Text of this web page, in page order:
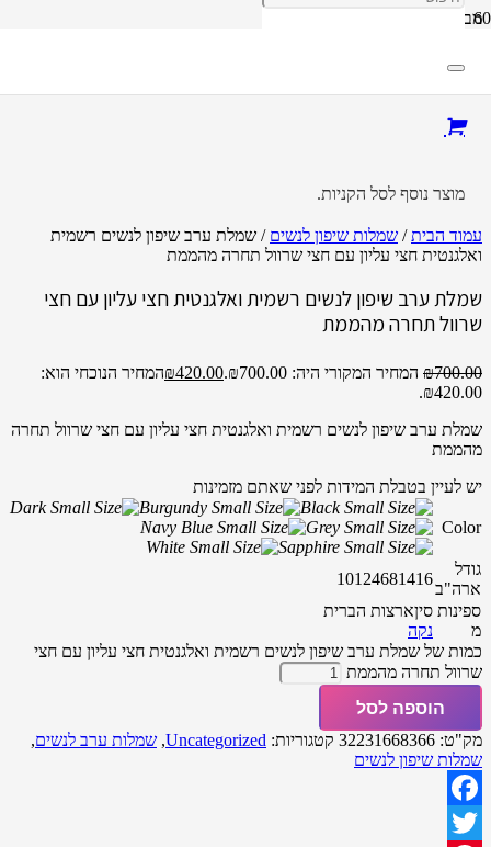
מוצר נוסף לסל הקניות.
מבצע!
עמוד הבית/ שמלות שיפון לנשים / שמלת ערב שיפון לנשים רשמית
ואלגנטית חצי עליון עם חצי שרוול תחרה מהממת
שמלת ערב שיפון לנשים רשמית ואלגנטית חצי עליון עם חצי
שרוול תחרה מהממת
₪700.00 המחיר המקורי היה: ₪700.00. ₪420.00
המחיר הנוכחי הוא:
₪420.00.
שמלת ערב שיפון לנשים רשמית ואלגנטית חצי עליון עם חצי שרוול תחרה
מהממת
יש לעיין בטבלת המידות לפני שאתם מזמינות
Color
גודל
ארה"ב
10124681416
ספינות
מ
סיןארצות הברית
נקה
כמות של שמלת ערב שיפון לנשים רשמית ואלגנטית חצי עליון עם חצי
שרוול תחרה מהממת
הוספה לסל
מק"ט: 32231668366 קטגוריות: Uncategorized
, שמלות ערב לנשים,
שמלות שיפון לנשים
Facebook